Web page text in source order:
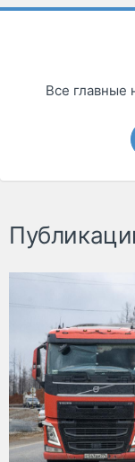
Все главные